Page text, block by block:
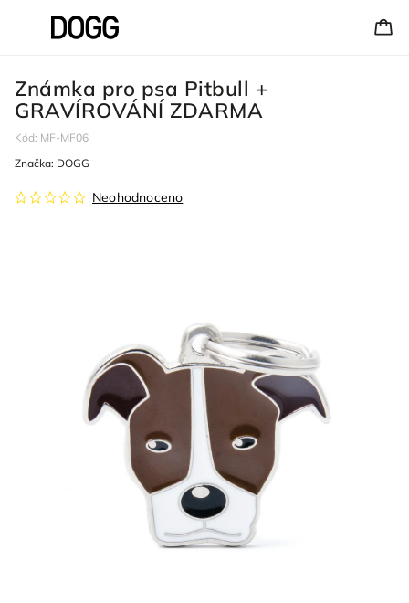
Známka pro psa Pitbull +
GRAVÍROVÁNÍ ZDARMA
Kód: MF-MF06
Neohodnoceno
Značka: DOGG